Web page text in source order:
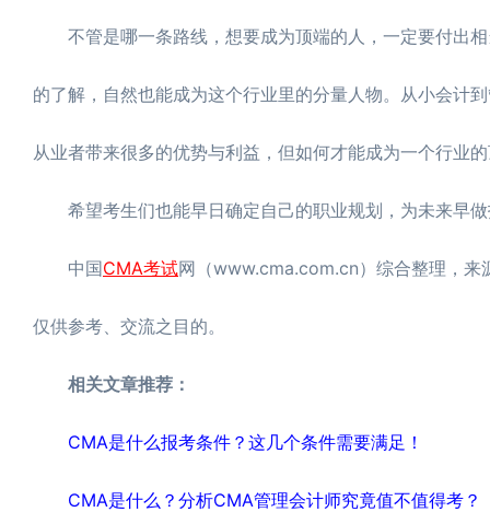
不管是哪一条路线，想要成为顶端的人，一定要付出相
的了解，自然也能成为这个行业里的分量人物。从小会计
从业者带来很多的优势与利益，但如何才能成为一个行业
希望考生们也能早日确定自己的职业规划，为未来早做
中国CMA考试网（www.cma.com.cn）综合整理，来
仅供参考、交流之目的。
相关文章推荐：
CMA是什么报考条件？这几个条件需要满足！
CMA是什么？分析CMA管理会计师究竟值不值得考？